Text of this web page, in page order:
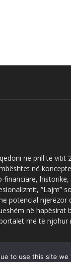
në prill të
në
“Lajm”
potencial
në hapësirat
më të njohur
to use this site